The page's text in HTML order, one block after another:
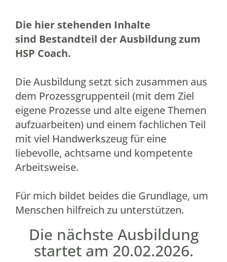
Die hier stehenden Inhalte
sind Bestandteil der Ausbildung zum
HSP Coach.
Die Ausbildung setzt sich zusammen aus
dem Prozessgruppenteil (mit dem Ziel
eigene Prozesse und alte eigene Themen
aufzuarbeiten) und einem fachlichen Teil
mit viel Handwerkszeug für eine
liebevolle, achtsame und kompetente
Arbeitsweise.
Für mich bildet beides die Grundlage, um
Menschen hilfreich zu unterstützen.
Die nächste Ausbildung
startet am 20.02.2026.